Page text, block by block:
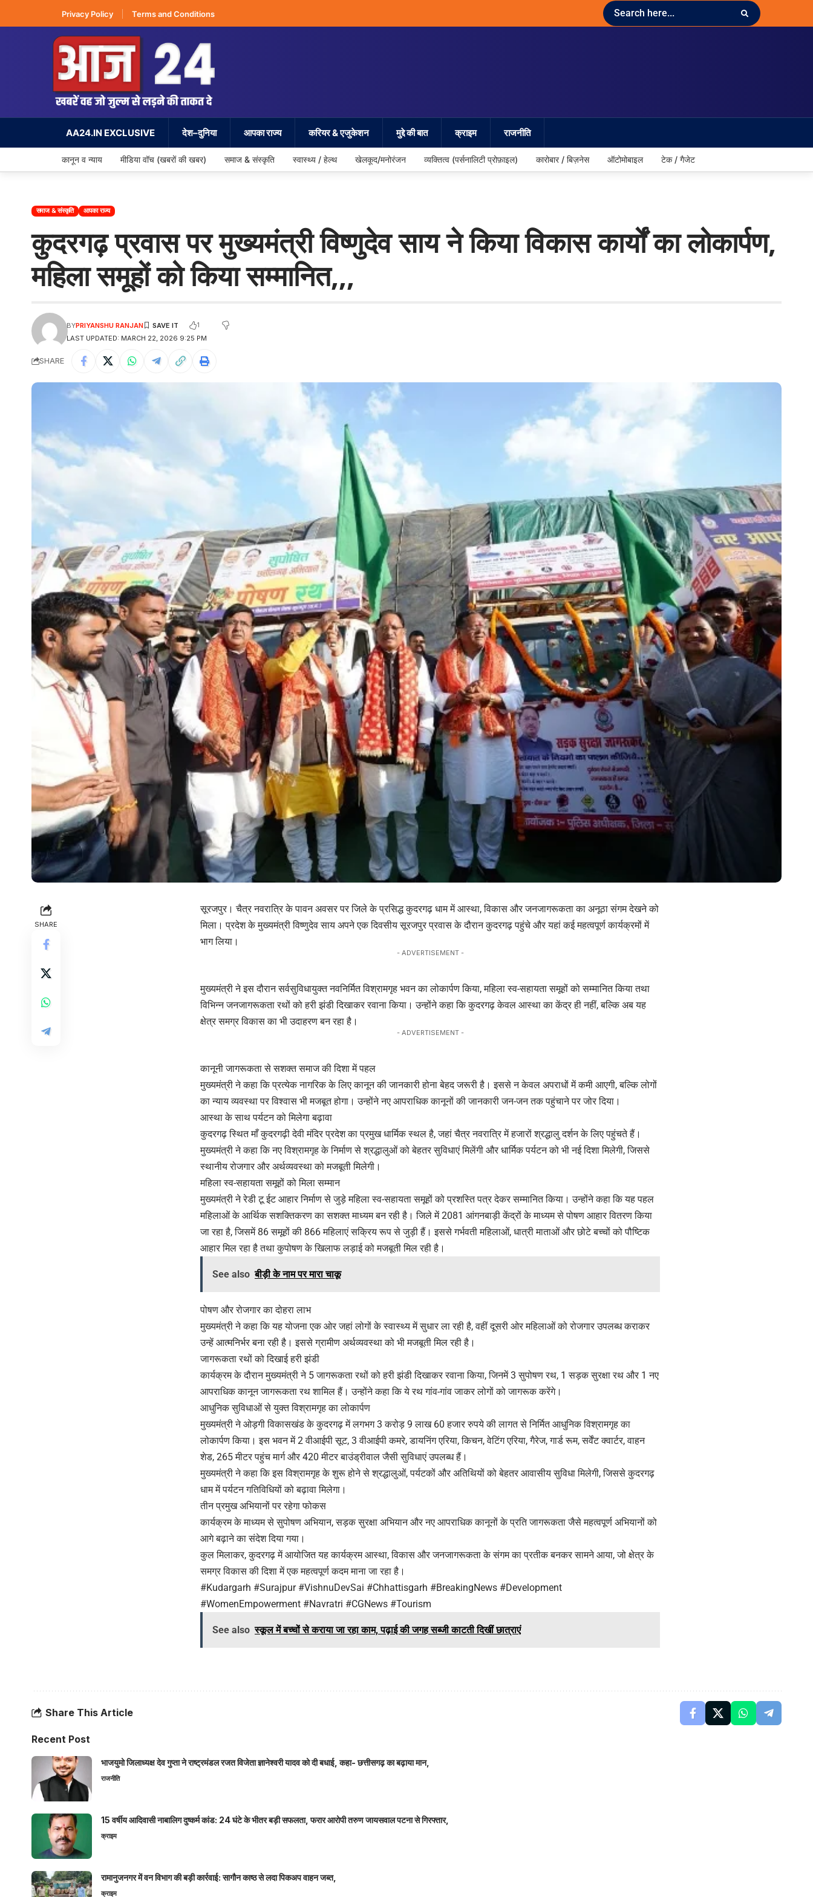
Privacy Policy Terms and Conditions
AA24.IN EXCLUSIVE देश–दुनिया आपका राज्य करियर & एजुकेशन मुद्दे की बात क्राइम राजनीति
कानून व न्याय मीडिया वॉच (खबरों की खबर) समाज & संस्कृति स्वास्थ्य / हेल्थ खेलकूद/मनोरंजन व्यक्तित्व (पर्सनालिटी प्रोफ़ाइल) कारोबार / बिज़नेस ऑटोमोबाइल टेक / गैजेट
समाज & संस्कृति आपका राज्य
कुदरगढ़ प्रवास पर मुख्यमंत्री विष्णुदेव साय ने किया विकास कार्यों का लोकार्पण,
महिला समूहों को किया सम्मानित,,,
LAST UPDATED: MARCH 22, 2026 9:25 PM
BYPRIYANSHU RANJAN 1
SHARE
SHARE
सूरजपुर। चैत्र नवरात्रि के पावन अवसर पर जिले के प्रसिद्ध कुदरगढ़ धाम में आस्था, विकास और जनजागरूकता का अनूठा संगम देखने को
मिला। प्रदेश के मुख्यमंत्री विष्णुदेव साय अपने एक दिवसीय सूरजपुर प्रवास के दौरान कुदरगढ़ पहुंचे और यहां कई महत्वपूर्ण कार्यक्रमों में
भाग लिया।
- ADVERTISEMENT -
मुख्यमंत्री ने इस दौरान सर्वसुविधायुक्त नवनिर्मित विश्रामगृह भवन का लोकार्पण किया, महिला स्व-सहायता समूहों को सम्मानित किया तथा
विभिन्न जनजागरूकता रथों को हरी झंडी दिखाकर रवाना किया। उन्होंने कहा कि कुदरगढ़ केवल आस्था का केंद्र ही नहीं, बल्कि अब यह
क्षेत्र समग्र विकास का भी उदाहरण बन रहा है।
- ADVERTISEMENT -
कानूनी जागरूकता से सशक्त समाज की दिशा में पहल
मुख्यमंत्री ने कहा कि प्रत्येक नागरिक के लिए कानून की जानकारी होना बेहद जरूरी है। इससे न केवल अपराधों में कमी आएगी, बल्कि लोगों
का न्याय व्यवस्था पर विश्वास भी मजबूत होगा। उन्होंने नए आपराधिक कानूनों की जानकारी जन-जन तक पहुंचाने पर जोर दिया।
आस्था के साथ पर्यटन को मिलेगा बढ़ावा
कुदरगढ़ स्थित माँ कुदरगढ़ी देवी मंदिर प्रदेश का प्रमुख धार्मिक स्थल है, जहां चैत्र नवरात्रि में हजारों श्रद्धालु दर्शन के लिए पहुंचते हैं।
मुख्यमंत्री ने कहा कि नए विश्रामगृह के निर्माण से श्रद्धालुओं को बेहतर सुविधाएं मिलेंगी और धार्मिक पर्यटन को भी नई दिशा मिलेगी, जिससे
स्थानीय रोजगार और अर्थव्यवस्था को मजबूती मिलेगी।
महिला स्व-सहायता समूहों को मिला सम्मान
मुख्यमंत्री ने रेडी टू ईट आहार निर्माण से जुड़े महिला स्व-सहायता समूहों को प्रशस्ति पत्र देकर सम्मानित किया। उन्होंने कहा कि यह पहल
महिलाओं के आर्थिक सशक्तिकरण का सशक्त माध्यम बन रही है। जिले में 2081 आंगनबाड़ी केंद्रों के माध्यम से पोषण आहार वितरण किया
जा रहा है, जिसमें 86 समूहों की 866 महिलाएं सक्रिय रूप से जुड़ी हैं। इससे गर्भवती महिलाओं, धात्री माताओं और छोटे बच्चों को पौष्टिक
आहार मिल रहा है तथा कुपोषण के खिलाफ लड़ाई को मजबूती मिल रही है।
See also बीड़ी के नाम पर मारा चाकू
पोषण और रोजगार का दोहरा लाभ
मुख्यमंत्री ने कहा कि यह योजना एक ओर जहां लोगों के स्वास्थ्य में सुधार ला रही है, वहीं दूसरी ओर महिलाओं को रोजगार उपलब्ध कराकर
उन्हें आत्मनिर्भर बना रही है। इससे ग्रामीण अर्थव्यवस्था को भी मजबूती मिल रही है।
जागरूकता रथों को दिखाई हरी झंडी
कार्यक्रम के दौरान मुख्यमंत्री ने 5 जागरूकता रथों को हरी झंडी दिखाकर रवाना किया, जिनमें 3 सुपोषण रथ, 1 सड़क सुरक्षा रथ और 1 नए
आपराधिक कानून जागरूकता रथ शामिल हैं। उन्होंने कहा कि ये रथ गांव-गांव जाकर लोगों को जागरूक करेंगे।
आधुनिक सुविधाओं से युक्त विश्रामगृह का लोकार्पण
मुख्यमंत्री ने ओड़गी विकासखंड के कुदरगढ़ में लगभग 3 करोड़ 9 लाख 60 हजार रुपये की लागत से निर्मित आधुनिक विश्रामगृह का
लोकार्पण किया। इस भवन में 2 वीआईपी सूट, 3 वीआईपी कमरे, डायनिंग एरिया, किचन, वेटिंग एरिया, गैरेज, गार्ड रूम, सर्वेंट क्वार्टर, वाहन
शेड, 265 मीटर पहुंच मार्ग और 420 मीटर बाउंड्रीवाल जैसी सुविधाएं उपलब्ध हैं।
मुख्यमंत्री ने कहा कि इस विश्रामगृह के शुरू होने से श्रद्धालुओं, पर्यटकों और अतिथियों को बेहतर आवासीय सुविधा मिलेगी, जिससे कुदरगढ़
धाम में पर्यटन गतिविधियों को बढ़ावा मिलेगा।
तीन प्रमुख अभियानों पर रहेगा फोकस
कार्यक्रम के माध्यम से सुपोषण अभियान, सड़क सुरक्षा अभियान और नए आपराधिक कानूनों के प्रति जागरूकता जैसे महत्वपूर्ण अभियानों को
आगे बढ़ाने का संदेश दिया गया।
कुल मिलाकर, कुदरगढ़ में आयोजित यह कार्यक्रम आस्था, विकास और जनजागरूकता के संगम का प्रतीक बनकर सामने आया, जो क्षेत्र के
समग्र विकास की दिशा में एक महत्वपूर्ण कदम माना जा रहा है।
#Kudargarh #Surajpur #VishnuDevSai #Chhattisgarh #BreakingNews #Development
#WomenEmpowerment #Navratri #CGNews #Tourism
See also स्कूल में बच्चों से कराया जा रहा काम, पढ़ाई की जगह सब्जी काटती दिखीं छात्राएं
Share This Article
Recent Post
भाजयुमो जिलाध्यक्ष देव गुप्ता ने राष्ट्रमंडल रजत विजेता ज्ञानेश्वरी यादव को दी बधाई, कहा- छत्तीसगढ़ का बढ़ाया मान,
राजनीति
15 वर्षीय आदिवासी नाबालिग दुष्कर्म कांड: 24 घंटे के भीतर बड़ी सफलता, फरार आरोपी तरुण जायसवाल पटना से गिरफ्तार,
क्राइम
रामानुजनगर में वन विभाग की बड़ी कार्रवाई: सागौन काष्ठ से लदा पिकअप वाहन जब्त,
क्राइम